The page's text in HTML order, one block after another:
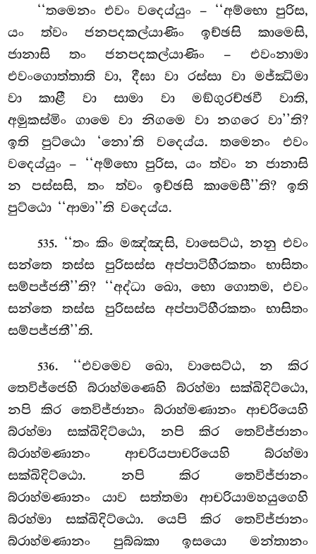
‘‘තමෙනං එවං වදෙය්යුං – ‘‘අම්භො පුරිස,
යං ත්වං ජනපදකල්යාණිං ඉච්ඡසි කාමෙසි,
ජානාසි තං ජනපදකල්යාණිං – එවංනාමා
එවංගොත්තාති වා, දීඝා වා රස්සා වා මජ්ඣිමා
වා කාළී වා සාමා වා මඞ්ගුරච්ඡවී වාති,
අමුකස්මිං ගාමෙ වා නිගමෙ වා නගරෙ වා’’ති?
ඉති පුට්ඨො ‘නො’ති වදෙය්ය. තමෙනං එවං
වදෙය්යුං – ‘‘අම්භො පුරිස, යං ත්වං න ජානාසි
න පස්සසි, තං ත්වං ඉච්ඡසි කාමෙසී’’ති? ඉති
පුට්ඨො ‘‘ආමා’’ති වදෙය්ය.
535. ‘‘තං කිං මඤ්ඤසි, වාසෙට්ඨ, නනු එවං
සන්තෙ තස්ස පුරිසස්ස අප්පාටිහීරකතං භාසිතං
සම්පජ්ජතී’’ති? ‘‘අද්ධා ඛො, භො ගොතම, එවං
සන්තෙ තස්ස පුරිසස්ස අප්පාටිහීරකතං භාසිතං
සම්පජ්ජතී’’ති.
536. ‘‘එවමෙවඛො, වාසෙට්ඨ, න කිර
තෙවිජ්ජෙහි බ්රාහ්මණෙහි බ්රහ්මා සක්ඛිදිට්ඨො,
නපි කිර තෙවිජ්ජානං බ්රාහ්මණානං ආචරියෙහි
බ්රහ්මා සක්ඛිදිට්ඨො, නපි කිර තෙවිජ්ජානං
බ්රාහ්මණානං ආචරියපාචරියෙහි බ්රහ්මා
සක්ඛිදිට්ඨො. නපි කිර තෙවිජ්ජානං
බ්රාහ්මණානං යාව සත්තමා ආචරියාමහයුගෙහි
බ්රහ්මා සක්ඛිදිට්ඨො. යෙපි කිර තෙවිජ්ජානං
බ්රාහ්මණානං පුබ්බකා ඉසයො මන්තානං